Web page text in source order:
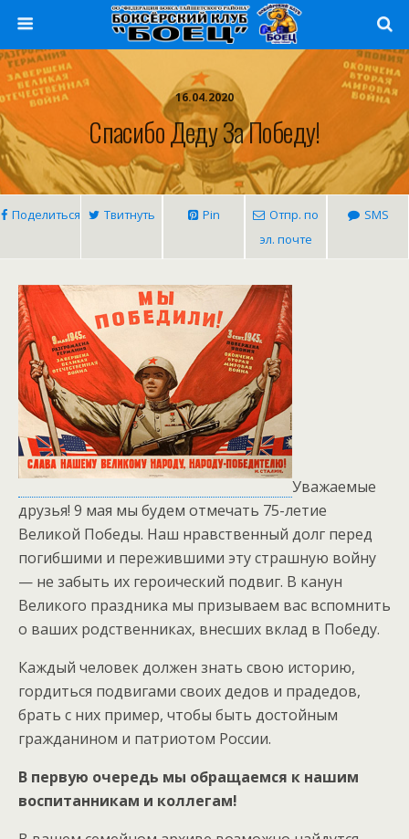
16.04.2020
Спасибо Деду За Победу!
Поделиться Твитнуть Pin
Отпр. по
эл. почте
SMS
Уважаемые
друзья! 9 мая мы будем отмечать 75-летие
Великой Победы. Наш нравственный долг перед
погибшими и пережившими эту страшную войну
— не забыть их героический подвиг. В канун
Великого праздника мы призываем вас вспомнить
о ваших родственниках, внесших вклад в Победу.
Каждый человек должен знать свою историю,
гордиться подвигами своих дедов и прадедов,
брать с них пример, чтобы быть достойным
гражданином и патриотом России.
В первую очередь мы обращаемся к нашим
воспитанникам и коллегам!